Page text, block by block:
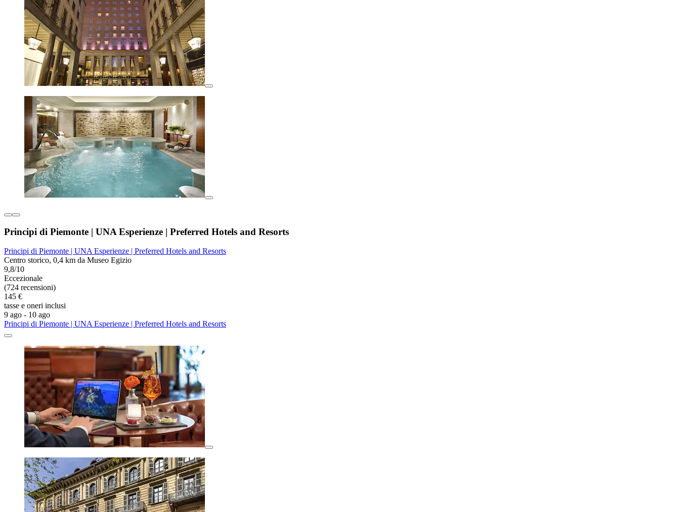
Principi di Piemonte | UNA Esperienze | Preferred Hotels and Resorts
Principi di Piemonte | UNA Esperienze | Preferred Hotels and Resorts
Centro storico, 0,4 km da Museo Egizio
9,8/10
Eccezionale
(724 recensioni)
145 €
tasse e oneri inclusi
9 ago - 10 ago
Principi di Piemonte | UNA Esperienze | Preferred Hotels and Resorts